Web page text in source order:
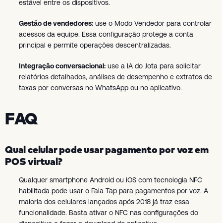
estável entre os dispositivos.
Gestão de vendedores: use o Modo Vendedor para controlar
acessos da equipe. Essa configuração protege a conta
principal e permite operações descentralizadas.
Integração conversacional: use a IA do Jota para solicitar
relatórios detalhados, análises de desempenho e extratos de
taxas por conversas no WhatsApp ou no aplicativo.
FAQ
Qual celular pode usar pagamento por voz em
POS virtual?
Qualquer smartphone Android ou iOS com tecnologia NFC
habilitada pode usar o Fala Tap para pagamentos por voz. A
maioria dos celulares lançados após 2018 já traz essa
funcionalidade. Basta ativar o NFC nas configurações do